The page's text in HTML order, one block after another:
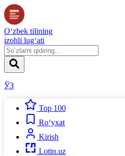
O‘zbek tilining
izohli lug‘ati
ЎЗ
Top 100
Ro‘yxat
Kirish
Lotin.uz